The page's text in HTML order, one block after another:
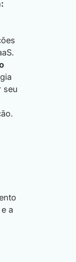
seu
a